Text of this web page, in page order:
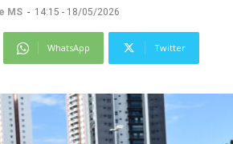
MS - 14:15 - 18/05/2026
WhatsApp Twitter